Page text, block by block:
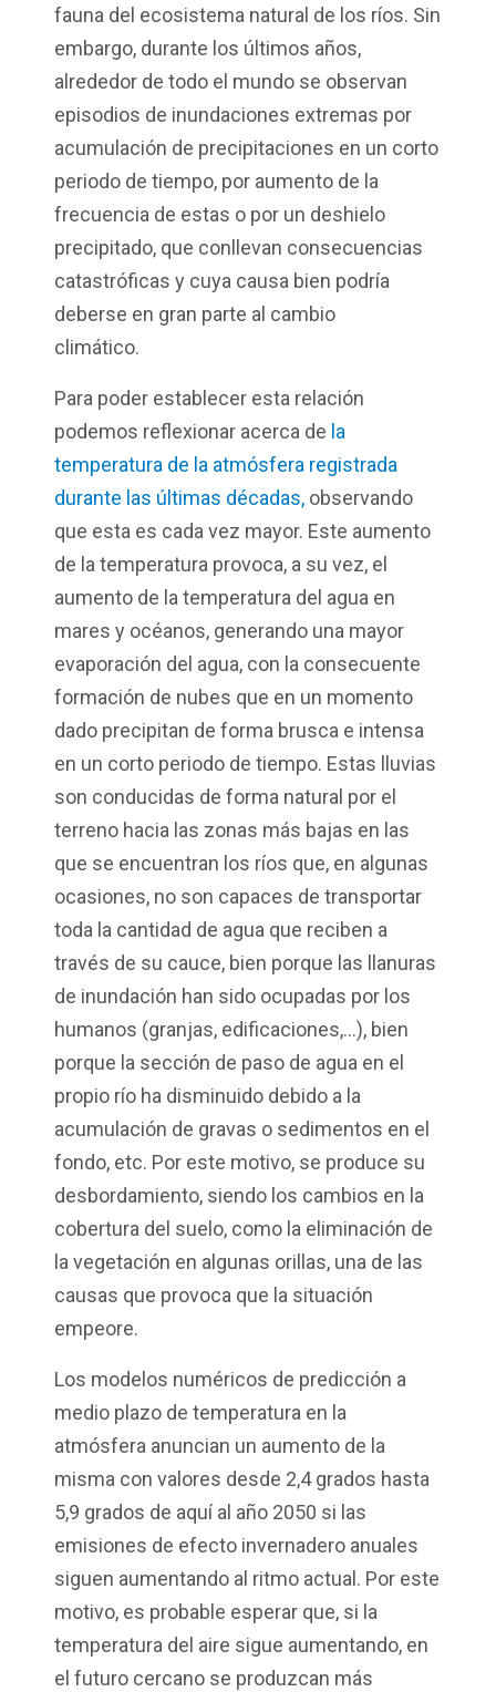
fauna del ecosistema natural de los ríos. Sin
embargo, durante los últimos años,
alrededor de todo el mundo se observan
episodios de inundaciones extremas por
acumulación de precipitaciones en un corto
periodo de tiempo, por aumento de la
frecuencia de estas o por un deshielo
precipitado, que conllevan consecuencias
catastróficas y cuya causa bien podría
deberse en gran parte al cambio
climático.
Para poder establecer esta relación
podemos reflexionar acerca de la
temperatura de la atmósfera registrada
durante las últimas décadas, observando
que esta es cada vez mayor. Este aumento
de la temperatura provoca, a su vez, el
aumento de la temperatura del agua en
mares y océanos, generando una mayor
evaporación del agua, con la consecuente
formación de nubes que en un momento
dado precipitan de forma brusca e intensa
en un corto periodo de tiempo. Estas lluvias
son conducidas de forma natural por el
terreno hacia las zonas más bajas en las
que se encuentran los ríos que, en algunas
ocasiones, no son capaces de transportar
toda la cantidad de agua que reciben a
través de su cauce, bien porque las llanuras
de inundación han sido ocupadas por los
humanos (granjas, edificaciones,...), bien
porque la sección de paso de agua en el
propio río ha disminuido debido a la
acumulación de gravas o sedimentos en el
fondo, etc. Por este motivo, se produce su
desbordamiento, siendo los cambios en la
cobertura del suelo, como la eliminación de
la vegetación en algunas orillas, una de las
causas que provoca que la situación
empeore.
Los modelos numéricos de predicción a
medio plazo de temperatura en la
atmósfera anuncian un aumento de la
misma con valores desde 2,4 grados hasta
5,9 grados de aquí al año 2050 si las
emisiones de efecto invernadero anuales
siguen aumentando al ritmo actual. Por este
motivo, es probable esperar que, si la
temperatura del aire sigue aumentando, en
el futuro cercano se produzcan más